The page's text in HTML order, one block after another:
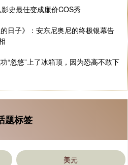
史最佳变成廉价COS秀
日子》：安东尼奥尼的终极银幕告
“忽悠”上了冰箱顶，因为恐高不敢下
题标签
美元